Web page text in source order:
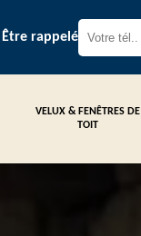
Être rappelé
VELUX & FENÊTRES DE
TOIT